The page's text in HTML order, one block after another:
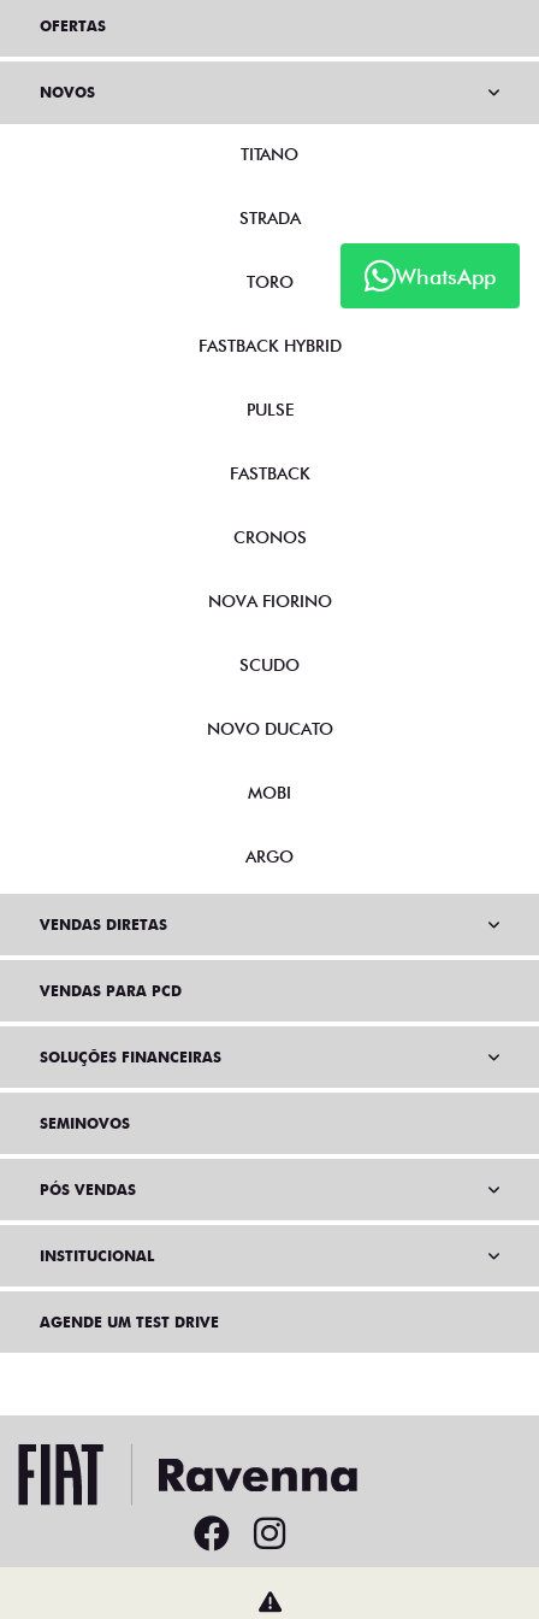
WhatsApp
OFERTAS
NOVOS
TITANO
STRADA
TORO
FASTBACK HYBRID
PULSE
FASTBACK
CRONOS
NOVA FIORINO
SCUDO
NOVO DUCATO
MOBI
ARGO
VENDAS DIRETAS
VENDAS PARA PCD
SOLUÇÕES FINANCEIRAS
SEMINOVOS
PÓS VENDAS
INSTITUCIONAL
AGENDE UM TEST DRIVE